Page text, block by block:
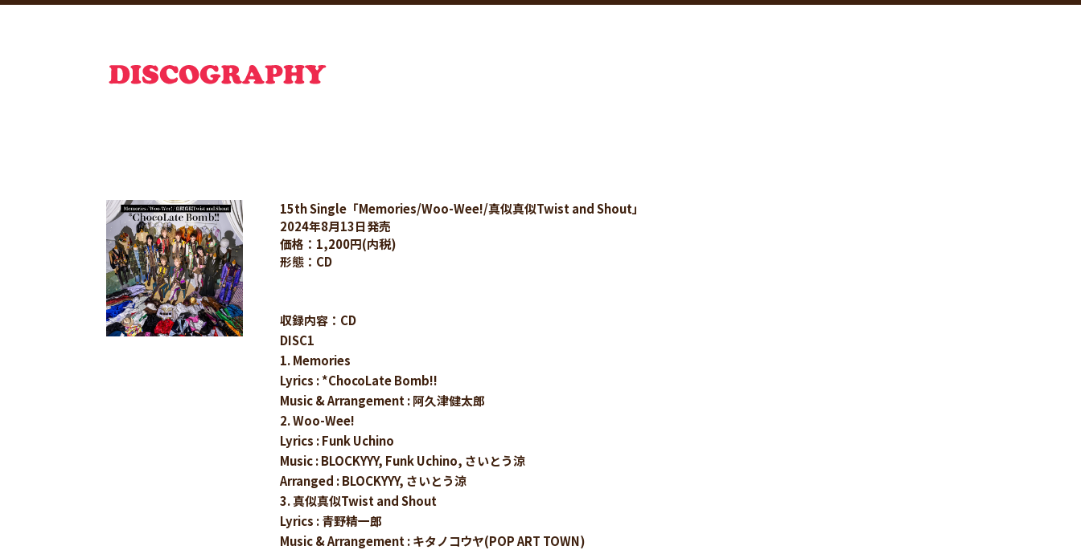
15th Single「Memories/Woo-Wee!/真似真似Twist and Shout」
2024年8月13日発売
価格：1,200円(内税)
形態：CD
収録内容：CD
DISC1
1. Memories
Lyrics : *ChocoLate Bomb!!
Music & Arrangement : 阿久津健太郎
2. Woo-Wee!
Lyrics : Funk Uchino
Music : BLOCKYYY, Funk Uchino, さいとう涼
Arranged : BLOCKYYY, さいとう涼
3. 真似真似Twist and Shout
Lyrics : 青野精一郎
Music & Arrangement : キタノコウヤ(POP ART TOWN)